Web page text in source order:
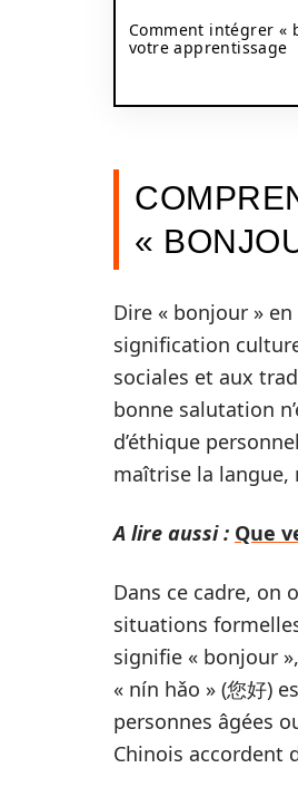
Comment intégrer «
votre apprentissage
«
Dire « bonjour »
signification
sociales et aux
bonne salutation
d’éthique
maîtrise la langue,
A lire aussi : Que
Dans ce cadre, on
situations
signifie « bonjour
« nín hǎo » (您好)
personnes âgées
Chinois accordent